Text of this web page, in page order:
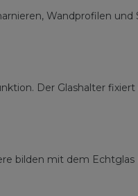
Wandprofilen
Der Glashalter
bilden mit dem